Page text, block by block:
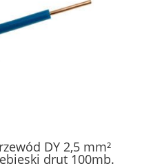
DY 2,5 mm²
drut 100mb.